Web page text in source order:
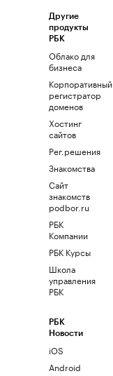
Другие
продукты
РБК
Облако для
бизнеса
Корпоративный
регистратор
доменов
Хостинг
сайтов
Рег.решения
Знакомства
Сайт
знакомств
podbor.ru
РБК
Компании
РБК Курсы
Школа
управления
РБК
РБК
Новости
iOS
Android